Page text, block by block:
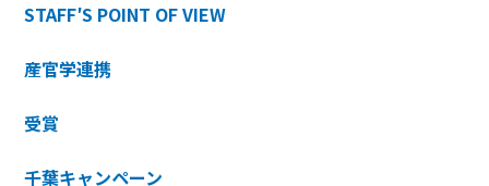
STAFF′S POINT OF VIEW
産官学連携
受賞
千葉キャンペーン